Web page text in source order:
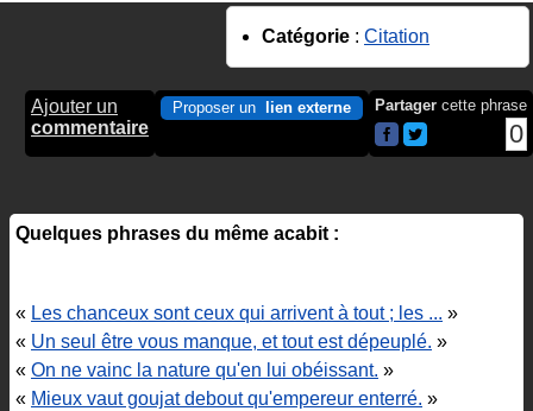
Catégorie : Citation
Ajouter un
commentaire
Proposer un lien externe Partager cette phrase
0
Quelques phrases du même acabit :
« Les chanceux sont ceux qui arrivent à tout ; les ... »
« Un seul être vous manque, et tout est dépeuplé. »
« On ne vainc la nature qu'en lui obéissant. »
« Mieux vaut goujat debout qu'empereur enterré. »